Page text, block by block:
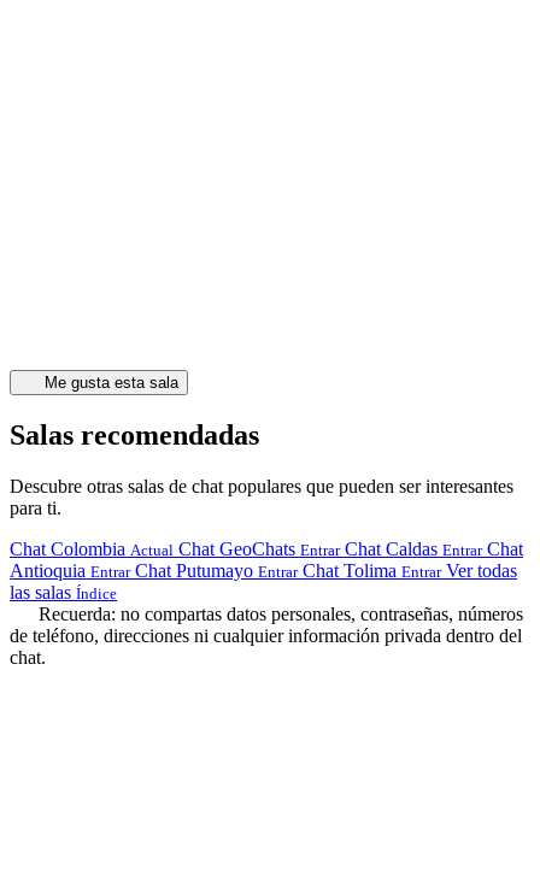
Me gusta esta sala
Salas recomendadas
Descubre otras salas de chat populares que pueden ser interesantes
para ti.
Chat Colombia Actual Chat GeoChats Entrar Chat Caldas Entrar Chat
Antioquia Entrar Chat Putumayo Entrar Chat Tolima Entrar Ver todas
las salas Índice
Recuerda: no compartas datos personales, contraseñas, números
de teléfono, direcciones ni cualquier información privada dentro del
chat.